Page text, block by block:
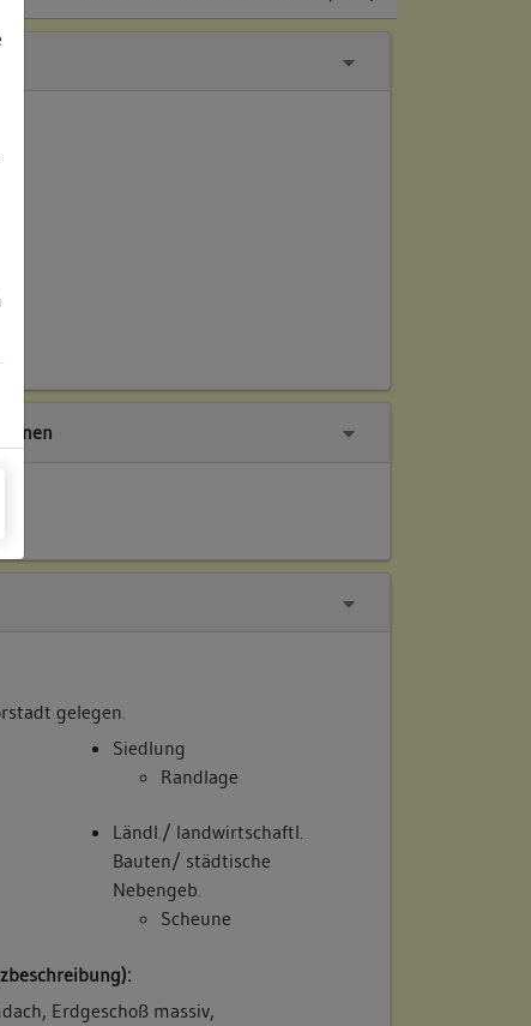
gelegen.
Siedlung
Randlage
Ländl./ landwirtschaftl.
Bauten/ städtische
Nebengeb.
Scheune
Erdgeschoß massiv,